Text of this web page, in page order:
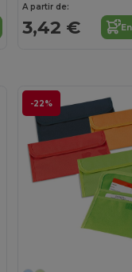
A partir de:
3,42 €
-22%